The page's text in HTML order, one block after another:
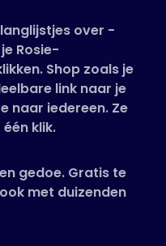
winkels
vragen
(Dutch)
over -
Rosie-
Shop zoals je
link naar je
naar iedereen. Ze
klik.
gedoe. Gratis te
met duizenden